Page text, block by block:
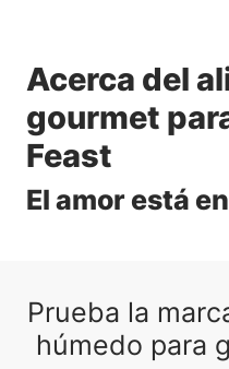
Acerca del
gourmet
Feast
El amor está
Prueba la
húmedo para